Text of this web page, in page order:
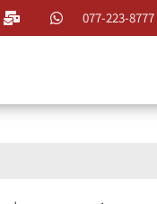
077-223-8777